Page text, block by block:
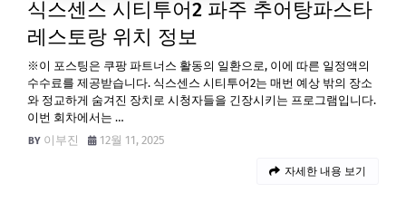
식스센스 시티투어2 파주 추어탕파스타
레스토랑 위치 정보
※이 포스팅은 쿠팡 파트너스 활동의 일환으로, 이에 따른 일정액의
수수료를 제공받습니다. 식스센스 시티투어2는 매번 예상 밖의 장소
와 정교하게 숨겨진 장치로 시청자들을 긴장시키는 프로그램입니다.
이번 회차에서는 …
이부진
12월 11, 2025
자세한 내용 보기